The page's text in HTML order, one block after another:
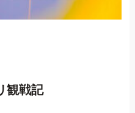
観戦記